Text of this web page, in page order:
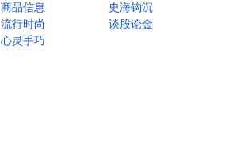
商品信息
史海钩沉
流行时尚
谈股论金
心灵手巧